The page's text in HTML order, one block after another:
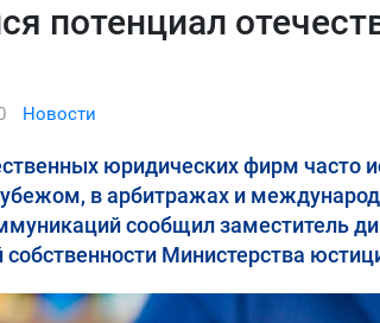
потенциал
Новости
юридических фирм часто
в арбитражах и
сообщил заместитель
собственности Министерства